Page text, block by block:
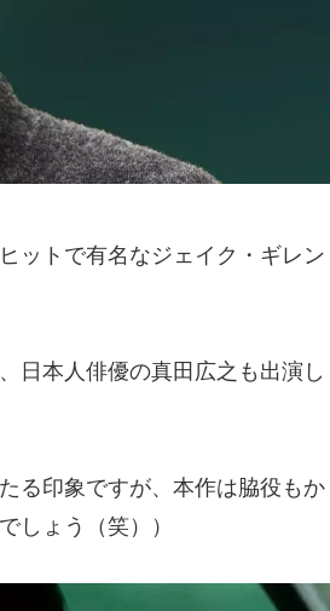
ットで有名なジェイク・ギレン
日本人俳優の真田広之も出演し
る印象ですが、本作は脇役もか
しょう（笑））